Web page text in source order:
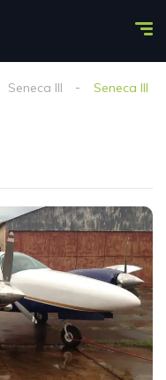
Seneca III Seneca III